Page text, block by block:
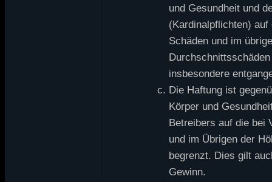
und Gesundheit und
(Kardinalpflichten)
Schäden und im
insbesondere
Die Haftung ist
Körper und
Betreibers auf die bei
und im Übrigen der
begrenzt. Dies gilt
Gewinn.